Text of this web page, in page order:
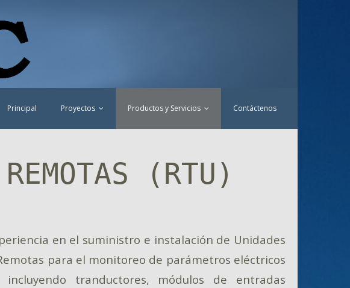
Principal Proyectos Productos y Servicios Contáctenos
(RTU)
en el suministro e instalación de Unidades
para el monitoreo de parámetros eléctricos
incluyendo tranductores, módulos de entradas